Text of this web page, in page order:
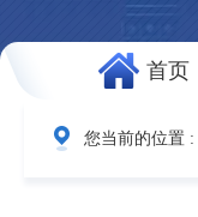
首页
您当前的位置 :